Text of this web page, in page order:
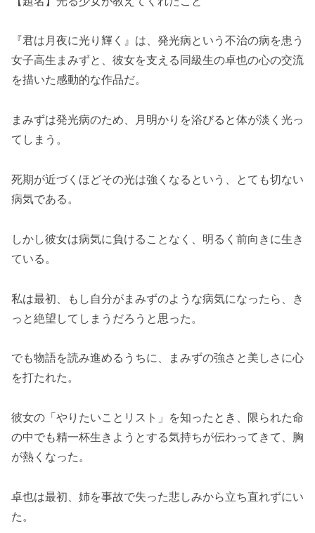
『君は月夜に光り輝く』は、発光病という不治の病を患う
女子高生まみずと、彼女を支える同級生の卓也の心の交流
を描いた感動的な作品だ。
まみずは発光病のため、月明かりを浴びると体が淡く光っ
てしまう。
死期が近づくほどその光は強くなるという、とても切ない
病気である。
しかし彼女は病気に負けることなく、明るく前向きに生き
ている。
私は最初、もし自分がまみずのような病気になったら、き
っと絶望してしまうだろうと思った。
でも物語を読み進めるうちに、まみずの強さと美しさに心
を打たれた。
彼女の「やりたいことリスト」を知ったとき、限られた命
の中でも精一杯生きようとする気持ちが伝わってきて、胸
が熱くなった。
卓也は最初、姉を事故で失った悲しみから立ち直れずにい
た。